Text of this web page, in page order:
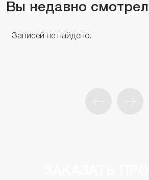
Вы недавно
Записей не найдено.